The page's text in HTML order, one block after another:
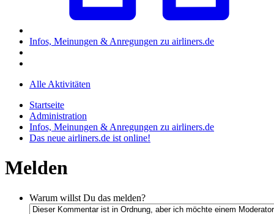
Infos, Meinungen & Anregungen zu airliners.de
Alle Aktivitäten
Startseite
Administration
Infos, Meinungen & Anregungen zu airliners.de
Das neue airliners.de ist online!
Melden
Warum willst Du das melden?